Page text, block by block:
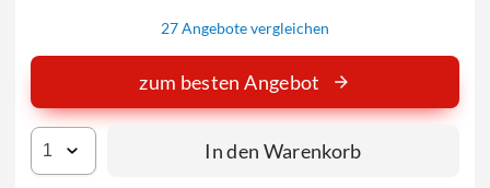
27 Angebote vergleichen
zum besten Angebot
In den Warenkorb